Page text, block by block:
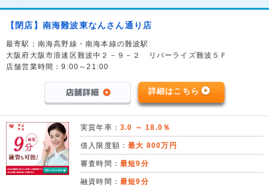
【閉店】南海難波東なんさん通り店
最寄駅：南海高野線・南海本線の難波駅
大阪府大阪市浪速区難波中２－９－２ リバーライズ難波５Ｆ
店舗営業時間：9:00～21:00
詳細はこちら
実質年率： 3.0 ～ 18.0％
借入限度額：最大 800万円
審査時間： 最短9分
融資時間： 最短9分